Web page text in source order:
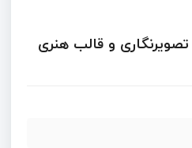
و قالب هنری